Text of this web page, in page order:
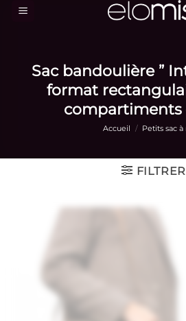
Passer
Sac bandoulière ”
format
compartiments
Accueil / Petits sac
FILTRER